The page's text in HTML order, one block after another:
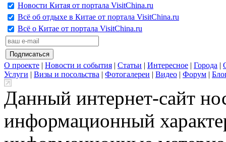
Новости Китая от портала VisitChina.ru
Всё об отдыхе в Китае от портала VisitChina.ru
Всё о Китае от портала VisitChina.ru
О проекте | Новости и события | Статьи | Интересное | Города |
Услуги | Визы и посольства | Фотогалереи | Видео | Форум |
Данный интернет-сайт
информационный